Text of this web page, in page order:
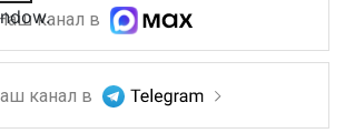
канал в
канал в